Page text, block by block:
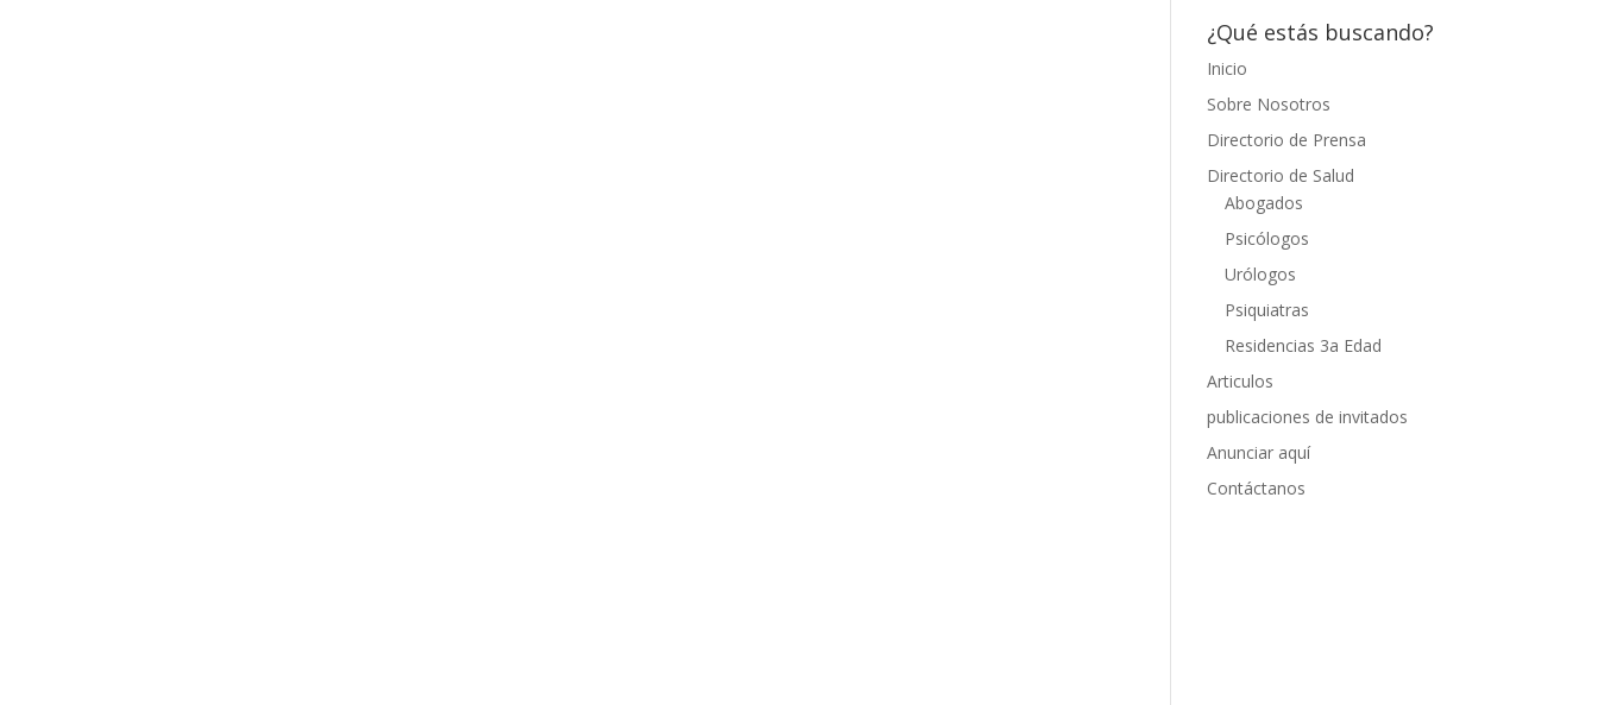
¿Qué estás buscando?
Inicio
Sobre Nosotros
Directorio de Prensa
Directorio de Salud
Abogados
Psicólogos
Urólogos
Psiquiatras
Residencias 3a Edad
Articulos
publicaciones de invitados
Anunciar aquí
Contáctanos